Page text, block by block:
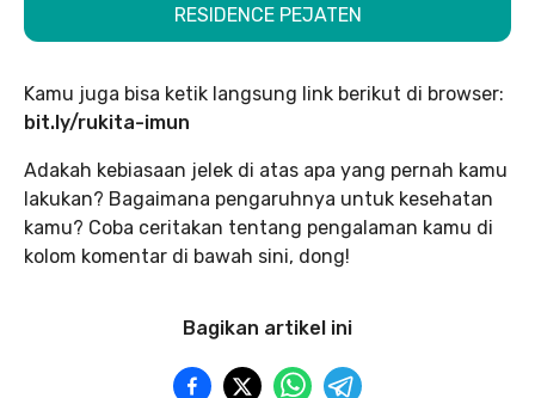
RESIDENCE PEJATEN
Kamu juga bisa ketik langsung link berikut di browser:
bit.ly/rukita-imun
Adakah kebiasaan jelek di atas apa yang pernah kamu
lakukan? Bagaimana pengaruhnya untuk kesehatan
kamu? Coba ceritakan tentang pengalaman kamu di
kolom komentar di bawah sini, dong!
Bagikan artikel ini